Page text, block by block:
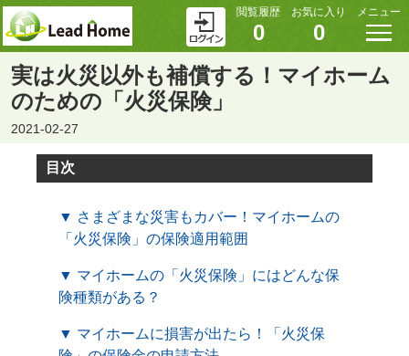
閲覧履歴
0
お気に入り
0
メニュー
実は火災以外も補償する！マイホーム
のための「火災保険」
2021-02-27
目次
▼ さまざまな災害もカバー！マイホームの
「火災保険」の保険適用範囲
▼ マイホームの「火災保険」にはどんな保
険種類がある？
▼ マイホームに損害が出たら！「火災保